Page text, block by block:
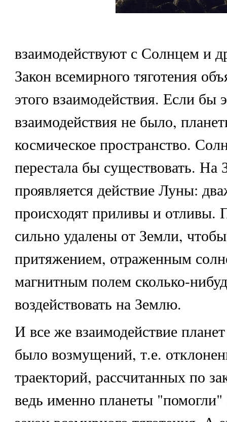
взаимодействуют с Солнцем и
Закон всемирного тяготения
этого взаимодействия. Если бы
взаимодействия не было,
космическое пространство.
перестала бы существовать. На
проявляется действие Луны:
происходят приливы и отливы.
сильно удалены от Земли,
притяжением, отраженным
магнитным полем сколько-
воздействовать на Землю.
И все же взаимодействие
было возмущений, т.е.
траекторий, рассчитанных по
ведь именно планеты